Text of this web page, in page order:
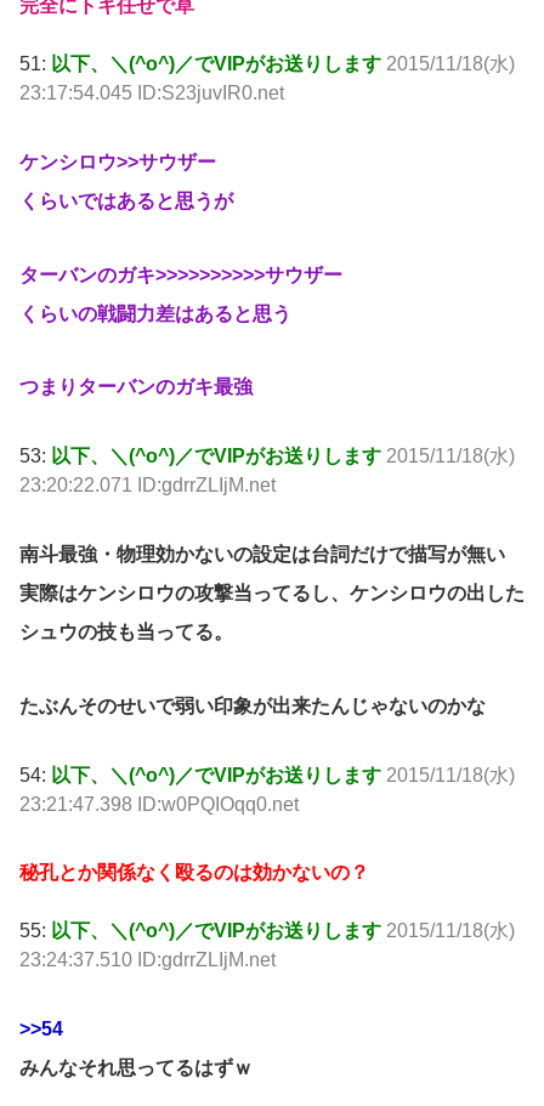
完全にトキ任せで草
51: 以下、＼(^o^)／でVIPがお送りします 2015/11/18(水)
23:17:54.045 ID:S23juvIR0.net
ケンシロウ>>サウザー
くらいではあると思うが
ターバンのガキ>>>>>>>>>>サウザー
くらいの戦闘力差はあると思う
つまりターバンのガキ最強
53: 以下、＼(^o^)／でVIPがお送りします 2015/11/18(水)
23:20:22.071 ID:gdrrZLIjM.net
南斗最強・物理効かないの設定は台詞だけで描写が無い
実際はケンシロウの攻撃当ってるし、ケンシロウの出した
シュウの技も当ってる。
たぶんそのせいで弱い印象が出来たんじゃないのかな
54: 以下、＼(^o^)／でVIPがお送りします 2015/11/18(水)
23:21:47.398 ID:w0PQIOqq0.net
秘孔とか関係なく殴るのは効かないの？
55: 以下、＼(^o^)／でVIPがお送りします 2015/11/18(水)
23:24:37.510 ID:gdrrZLIjM.net
>>54
みんなそれ思ってるはずｗ